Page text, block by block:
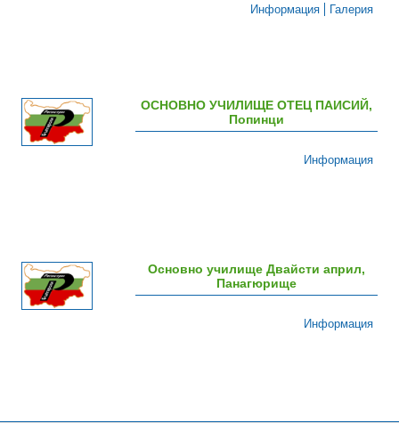
Информация
Галерия
ОСНОВНО УЧИЛИЩЕ ОТЕЦ ПАИСИЙ,
Попинци
Информация
Основно училище Двайсти април,
Панагюрище
Информация